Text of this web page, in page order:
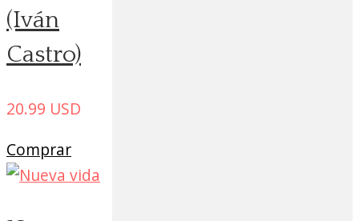
(Iván
Castro)
20.99 USD
Comprar